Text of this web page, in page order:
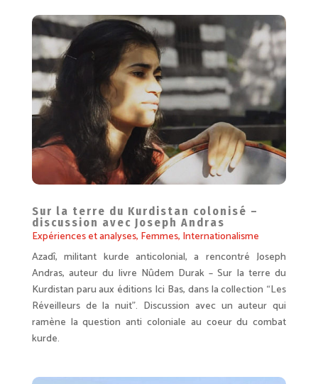
Sur la terre du Kurdistan colonisé –
discussion avec Joseph Andras
Expériences et analyses, Femmes, Internationalisme
Azadî, militant kurde anticolonial, a rencontré Joseph
Andras, auteur du livre Nûdem Durak – Sur la terre du
Kurdistan paru aux éditions Ici Bas, dans la collection “Les
Réveilleurs de la nuit”. Discussion avec un auteur qui
ramène la question anti coloniale au coeur du combat
kurde.